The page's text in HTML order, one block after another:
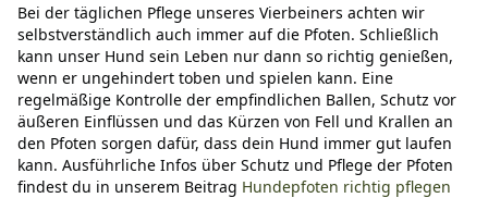
Bei der täglichen Pflege unseres Vierbeiners achten wir
selbstverständlich auch immer auf die Pfoten. Schließlich
kann unser Hund sein Leben nur dann so richtig genießen,
wenn er ungehindert toben und spielen kann. Eine
regelmäßige Kontrolle der empfindlichen Ballen, Schutz vor
äußeren Einflüssen und das Kürzen von Fell und Krallen an
den Pfoten sorgen dafür, dass dein Hund immer gut laufen
kann. Ausführliche Infos über Schutz und Pflege der Pfoten
findest du in unserem Beitrag Hundepfoten richtig pflegen